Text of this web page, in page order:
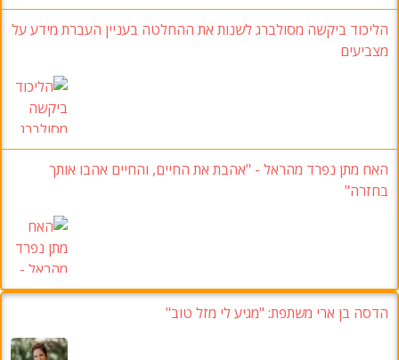
הליכוד ביקשה מסולברג לשנות את ההחלטה בעניין העברת מידע על
מצביעים
האח מתן נפרד מהראל - "אהבת את החיים, והחיים אהבו אותך
בחזרה"
הדסה בן ארי משתפת: "מגיע לי מזל טוב"